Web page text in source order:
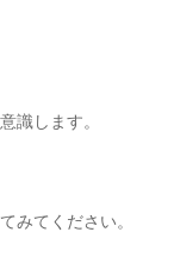
識します。
みてください。